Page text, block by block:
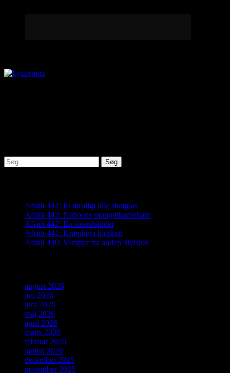
Søg
efter:
Afsnit 444: Et utroligt lille shotglas
Afsnit 443: Naboens mongolbarnebarn
Afsnit 442: En stresshånder
Afsnit 441: Krænket i kiosken
Afsnit 440: Vampyr fra anden division
august 2026
juli 2026
juni 2026
maj 2026
april 2026
marts 2026
februar 2026
januar 2026
december 2025
november 2025